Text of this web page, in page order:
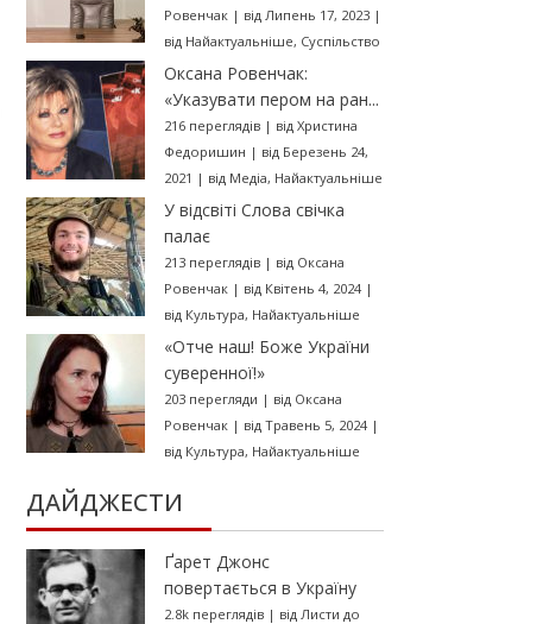
Ровенчак| від Липень 17, 2023|
від Найактуальніше, Суспільство
Оксана Ровенчак:
«Указувати пером на ран...
216 переглядів| від Христина
Федоришин | від Березень 24,
2021 | від Медіа, Найактуальніше
У відсвіті Слова свічка
палає
213 переглядів| від Оксана
Ровенчак| від Квітень 4, 2024|
від Культура, Найактуальніше
«Отче наш! Боже України
суверенної!»
203 перегляди | від Оксана
Ровенчак| від Травень 5, 2024|
від Культура, Найактуальніше
ДАЙДЖЕСТИ
Ґарет Джонс
повертається в Україну
2.8k переглядів| від Листи до